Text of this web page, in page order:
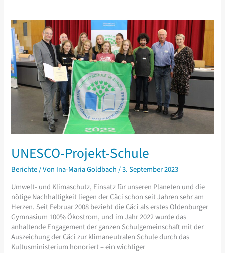
Viertklässlerinnen
-
klässler
2026
UNESCO-Projekt-Schule
Berichte/ Von Ina-Maria Goldbach/3. September 2023
Umwelt- und Klimaschutz, Einsatz für unseren Planeten und die
nötige Nachhaltigkeit liegen der Cäci schon seit Jahren sehr am
Herzen. Seit Februar 2008 bezieht die Cäci als erstes Oldenburger
Gymnasium 100% Ökostrom, und im Jahr 2022 wurde das
anhaltende Engagement der ganzen Schulgemeinschaft mit der
Auszeichung der Cäci zur klimaneutralen Schule durch das
Kultusministerium honoriert – ein wichtiger